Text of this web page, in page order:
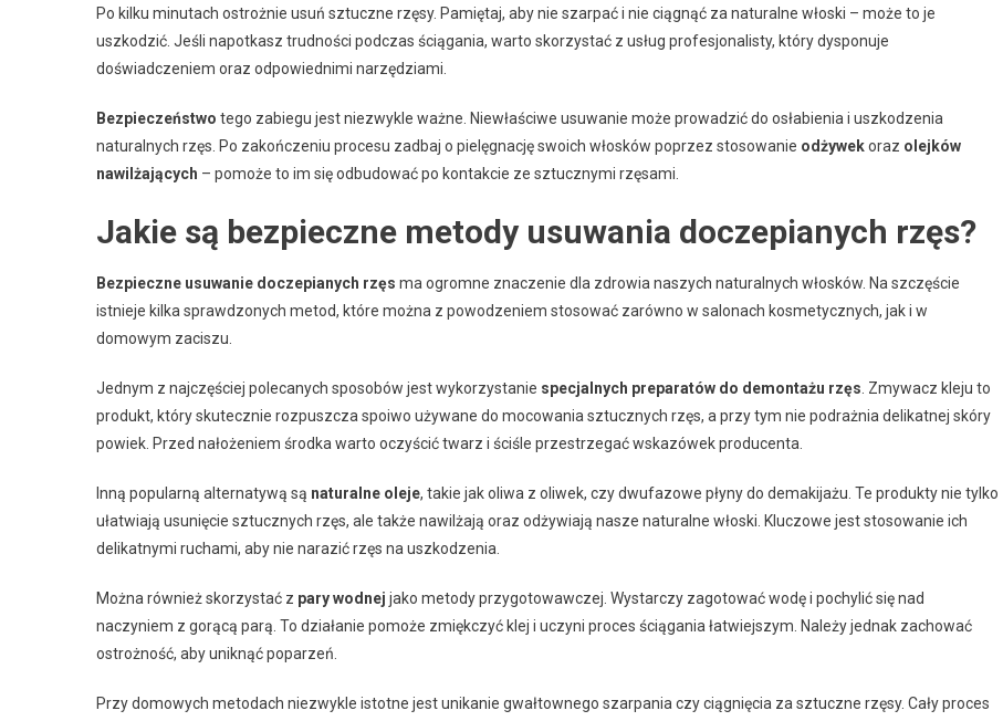
Po kilku minutach ostrożnie usuń sztuczne rzęsy. Pamiętaj, aby nie szarpać i nie ciągnąć za naturalne włoski – może to je
uszkodzić. Jeśli napotkasz trudności podczas ściągania, warto skorzystać z usług profesjonalisty, który dysponuje
doświadczeniem oraz odpowiednimi narzędziami.
Bezpieczeństwo tego zabiegu jest niezwykle ważne. Niewłaściwe usuwanie może prowadzić do osłabienia i uszkodzenia
naturalnych rzęs. Po zakończeniu procesu zadbaj o pielęgnację swoich włosków poprzez stosowanie odżywekoraz olejków
nawilżających – pomoże to im się odbudować po kontakcie ze sztucznymi rzęsami.
Jakie są bezpieczne metody usuwania doczepianych rzęs?
Bezpieczne usuwanie doczepianych rzęs ma ogromne znaczenie dla zdrowia naszych naturalnych włosków. Na szczęście
istnieje kilka sprawdzonych metod, które można z powodzeniem stosować zarówno w salonach kosmetycznych, jak i w
domowym zaciszu.
Jednym z najczęściej polecanych sposobów jest wykorzystanie specjalnych preparatów do demontażu rzęs. Zmywacz kleju to
produkt, który skutecznie rozpuszcza spoiwo używane do mocowania sztucznych rzęs, a przy tym nie podrażnia delikatnej skóry
powiek. Przed nałożeniem środka warto oczyścić twarz i ściśle przestrzegać wskazówek producenta.
Inną popularną alternatywą są naturalne oleje, takie jak oliwa z oliwek, czy dwufazowe płyny do demakijażu. Te produkty nie tylko
ułatwiają usunięcie sztucznych rzęs, ale także nawilżają oraz odżywiają nasze naturalne włoski. Kluczowe jest stosowanie ich
delikatnymi ruchami, aby nie narazić rzęs na uszkodzenia.
Można również skorzystać z pary wodnej jako metody przygotowawczej. Wystarczy zagotować wodę i pochylić się nad
naczyniem z gorącą parą. To działanie pomoże zmiękczyć klej i uczyni proces ściągania łatwiejszym. Należy jednak zachować
ostrożność, aby uniknąć poparzeń.
Przy domowych metodach niezwykle istotne jest unikanie gwałtownego szarpania czy ciągnięcia za sztuczne rzęsy. Cały proces